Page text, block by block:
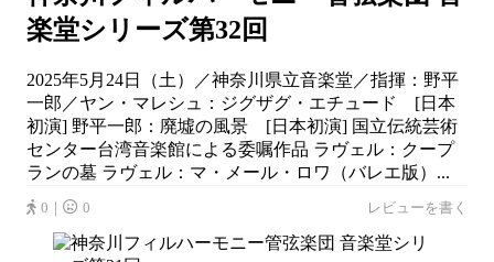
楽堂シリーズ第32回
2025年5月24日（土）／神奈川県立音楽堂／指揮：野平
一郎／ヤン・マレシュ：ジグザグ・エチュード [日本
初演] 野平一郎：廃墟の風景 [日本初演] 国立伝統芸術
センター台湾音楽館による委嘱作品 ラヴェル：クープ
ランの墓 ラヴェル：マ・メール・ロワ（バレエ版）...
0｜ 0 レビューを書く